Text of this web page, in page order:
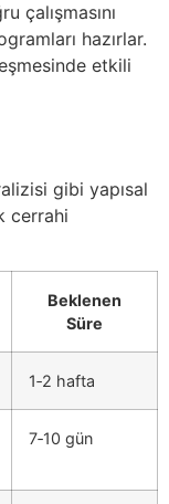
çalışmasını
hazırlar.
etkili
gibi yapısal
cerrahi
Beklenen
Süre
1‑2 hafta
7‑10 gün